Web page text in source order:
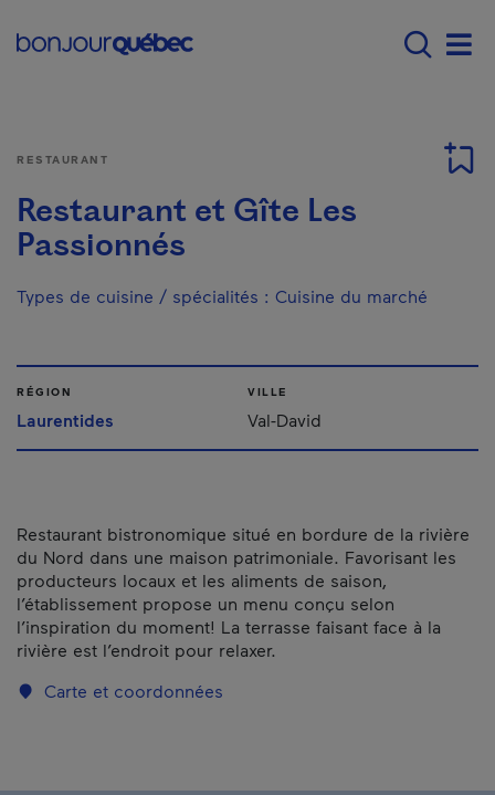
Main navigation -
RESTAURANT
Restaurant et Gîte Les
Passionnés
Types de cuisine / spécialités : Cuisine du marché
RÉGION
Laurentides
VILLE
Val-David
Restaurant bistronomique situé en bordure de la rivière
du Nord dans une maison patrimoniale. Favorisant les
producteurs locaux et les aliments de saison,
l’établissement propose un menu conçu selon
l’inspiration du moment! La terrasse faisant face à la
rivière est l’endroit pour relaxer.
Carte et coordonnées